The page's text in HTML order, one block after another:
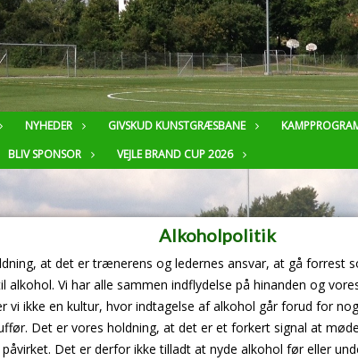
NYHEDER GIVSKUD KUNSTGRÆSBANE
BLIV SPONSOR VEJLE BRAND CUP 2026
Alkoholpolitik
at det er trænerens og ledernes ansvar, at gå forrest
alkohol. Vi har alle sammen indflydelse på hinanden og
vi ikke en kultur, hvor indtagelse af alkohol går forud for
Det er vores holdning, at det er et forkert signal at
Det er derfor ikke tilladt at nyde alkohol før eller